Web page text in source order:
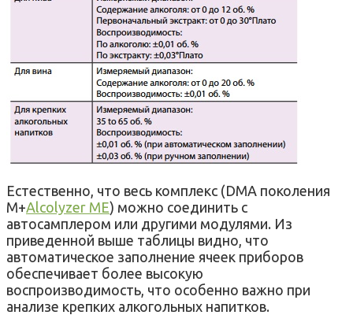
Естественно, что весь комплекс (DMA поколения
М+Alcolyzer ME) можно соединить с
автосамплером или другими модулями. Из
приведенной выше таблицы видно, что
автоматическое заполнение ячеек приборов
обеспечивает более высокую
воспроизводимость, что особенно важно при
анализе крепких алкогольных напитков.